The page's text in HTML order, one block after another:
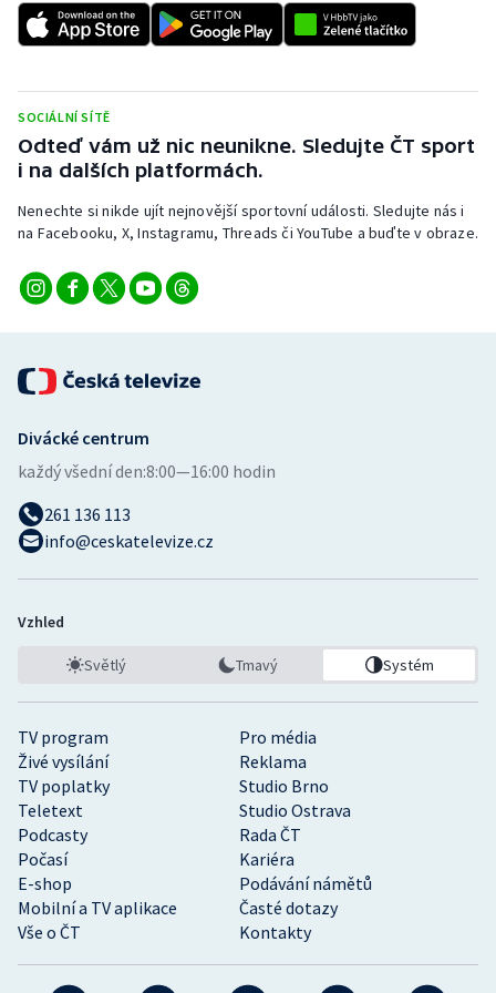
SOCIÁLNÍ SÍTĚ
Odteď vám už nic neunikne. Sledujte ČT sport
i na dalších platformách.
Nenechte si nikde ujít nejnovější sportovní události. Sledujte nás i
na Facebooku, X, Instagramu, Threads či YouTube a buďte v obraze.
TV program
Pro média
Živé vysílání
Reklama
TV poplatky
Studio Brno
Teletext
Studio Ostrava
Podcasty
Rada ČT
Počasí
Kariéra
E-shop
Podávání námětů
Mobilní a TV aplikace
Časté dotazy
Vše o ČT
Kontakty
Divácké centrum
každý všední den:8:00—16:00 hodin
261 136 113
info@ceskatelevize.cz
Vzhled
Světlý Tmavý Systém